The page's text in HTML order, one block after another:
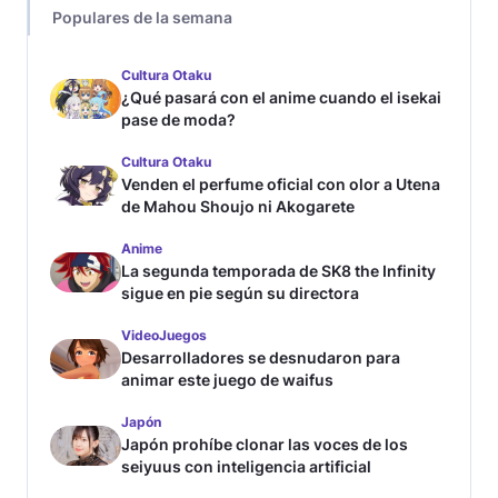
Populares de la semana
Cultura Otaku
¿Qué pasará con el anime cuando el isekai
pase de moda?
Cultura Otaku
Venden el perfume oficial con olor a Utena
de Mahou Shoujo ni Akogarete
Anime
La segunda temporada de SK8 the Infinity
sigue en pie según su directora
VideoJuegos
Desarrolladores se desnudaron para
animar este juego de waifus
Japón
Japón prohíbe clonar las voces de los
seiyuus con inteligencia artificial